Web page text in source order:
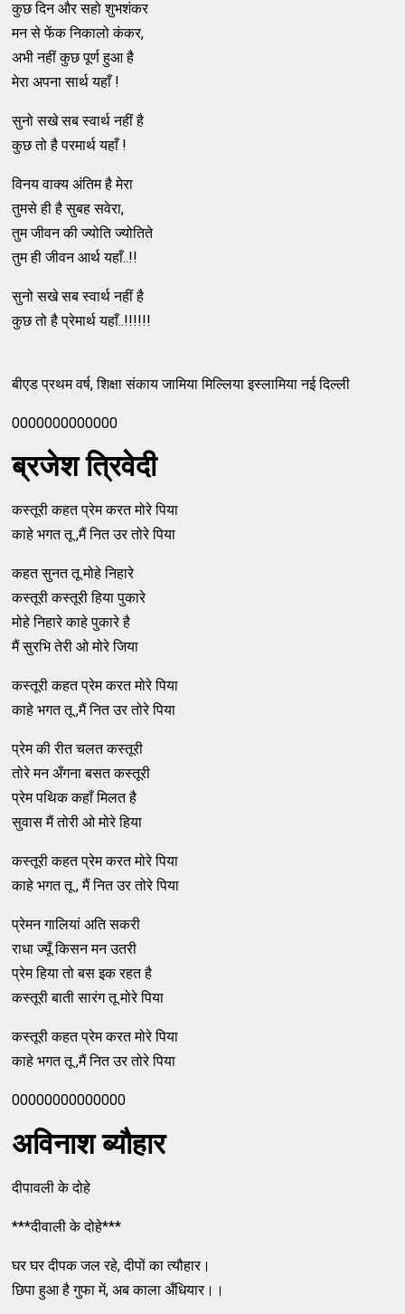
कुछ दिन और सहो शुभशंकर
मन से फेंक निकालो कंकर,
अभी नहीं कुछ पूर्ण हुआ है
मेरा अपना सार्थ यहाँ !
सुनो सखे सब स्वार्थ नहीं है
कुछ तो है परमार्थ यहाँ !
विनय वाक्य अंतिम है मेरा
तुमसे ही है सुबह सवेरा,
तुम जीवन की ज्योति ज्योतिते
तुम ही जीवन आर्थ यहाँ..!!
सुनो सखे सब स्वार्थ नहीं है
कुछ तो है प्रेमार्थ यहाँ..!!!!!!
बीएड प्रथम वर्ष, शिक्षा संकाय जामिया मिल्लिया इस्लामिया नई दिल्ली
0000000000000
ब्रजेश त्रिवेदी
कस्तूरी कहत प्रेम करत मोरे पिया
काहे भगत तू ,मैं नित उर तोरे पिया
कहत सुनत तू मोहे निहारे
कस्तूरी कस्तूरी हिया पुकारे
मोहे निहारे काहे पुकारे है
मैं सुरभि तेरी ओ मोरे जिया
कस्तूरी कहत प्रेम करत मोरे पिया
काहे भगत तू ,मैं नित उर तोरे पिया
प्रेम की रीत चलत कस्तूरी
तोरे मन अँगना बसत कस्तूरी
प्रेम पथिक कहाँ मिलत है
सुवास मैं तोरी ओ मोरे हिया
कस्तूरी कहत प्रेम करत मोरे पिया
काहे भगत तू , मैं नित उर तोरे पिया
प्रेमन गालियां अति सकरी
राधा ज्यूँ किसन मन उतरी
प्रेम हिया तो बस इक रहत है
कस्तूरी बाती सारंग तू मोरे पिया
कस्तूरी कहत प्रेम करत मोरे पिया
काहे भगत तू ,मैं नित उर तोरे पिया
00000000000000
अविनाश ब्यौहार
दीपावली के दोहे
***दीवाली के दोहे***
घर घर दीपक जल रहे, दीपों का त्यौहार।
छिपा हुआ है गुफा में, अब काला अँधियार।।